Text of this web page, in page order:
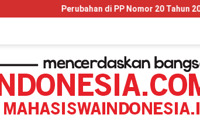
Nomor 20 Tahun 2026 yang Wajib Dipahami